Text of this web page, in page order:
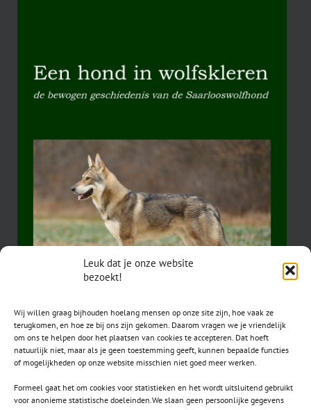
Leuk dat je onze website
bezoekt!
Wij willen graag bijhouden hoelang mensen op onze site zijn, hoe vaak ze
terugkomen, en hoe ze bij ons zijn gekomen. Daarom vragen we je vriendelijk
om ons te helpen door het plaatsen van cookies te accepteren. Dat hoeft
natuurlijk niet, maar als je geen toestemming geeft, kunnen bepaalde functies
of mogelijkheden op onze website misschien niet goed meer werken.
Formeel gaat het om cookies voor statistieken en het wordt uitsluitend gebruikt
voor anonieme statistische doeleinden.We slaan geen persoonlijke gegevens